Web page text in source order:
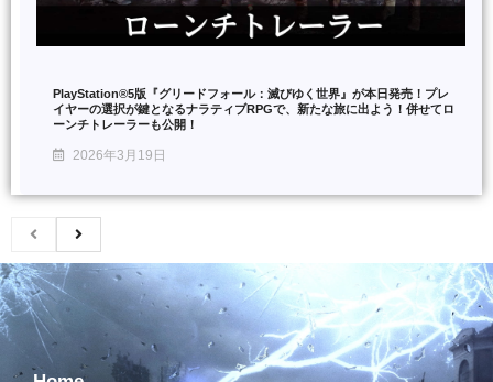
PlayStation®5版『グリードフォール：滅びゆく世界』が本日発売！プレ
イヤーの選択が鍵となるナラティブRPGで、新たな旅に出よう！併せてロ
ーンチトレーラーも公開！
2026年3月19日